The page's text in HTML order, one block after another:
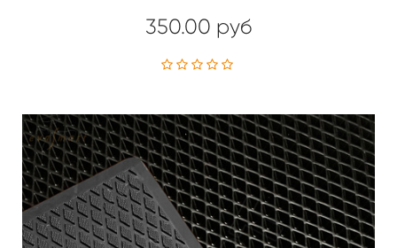
350.00 руб